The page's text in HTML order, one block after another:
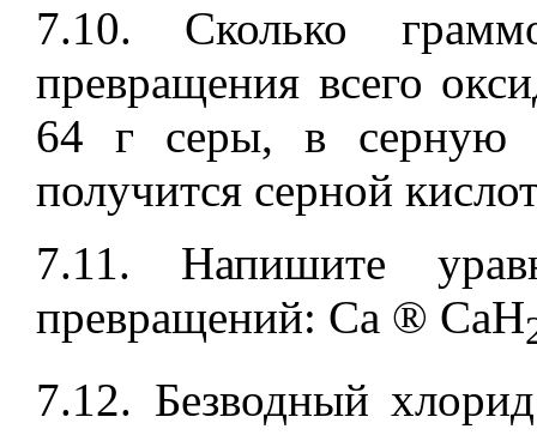
7.10. Сколько
превращения всего
64 г серы, в серную
получится серной
7.11. Напишите
превращений: Ca ® CaH
7.12. Безводный